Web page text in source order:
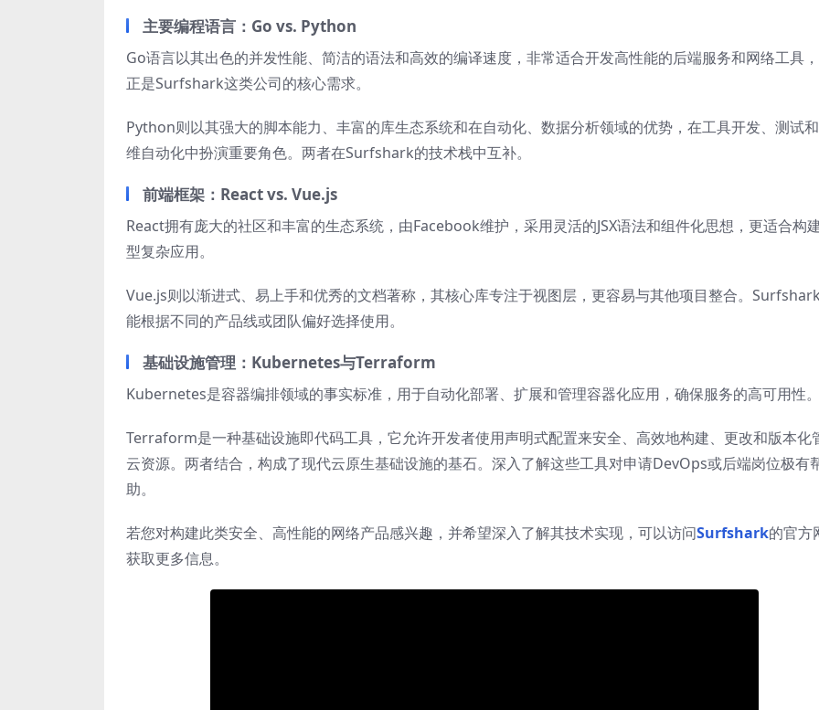
主要编程语言：Go vs. Python
Go语言以其出色的并发性能、简洁的语法和高效的编译速度，非常适合开发高性能的后端服务和网络工具
正是Surfshark这类公司的核心需求。
Python则以其强大的脚本能力、丰富的库生态系统和在自动化、数据分析领域的优势，在工具开发、测试
维自动化中扮演重要角色。两者在Surfshark的技术栈中互补。
前端框架：React vs. Vue.js
React拥有庞大的社区和丰富的生态系统，由Facebook维护，采用灵活的JSX语法和组件化思想，更适合构
型复杂应用。
Vue.js则以渐进式、易上手和优秀的文档著称，其核心库专注于视图层，更容易与其他项目整合。
能根据不同的产品线或团队偏好选择使用。
基础设施管理：Kubernetes与Terraform
Kubernetes是容器编排领域的事实标准，用于自动化部署、扩展和管理容器化应用，确保服务的高可用性
Terraform是一种基础设施即代码工具，它允许开发者使用声明式配置来安全、高效地构建、更改和版本化
云资源。两者结合，构成了现代云原生基础设施的基石。深入了解这些工具对申请DevOps或后端岗位极有
助。
若您对构建此类安全、高性能的网络产品感兴趣，并希望深入了解其技术实现，可以访问Surfshark的官方
获取更多信息。